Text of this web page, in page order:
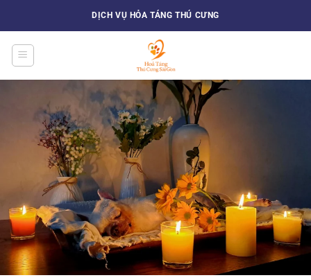
nội
dung
DỊCH VỤ HỎA TÁNG THÚ CƯNG